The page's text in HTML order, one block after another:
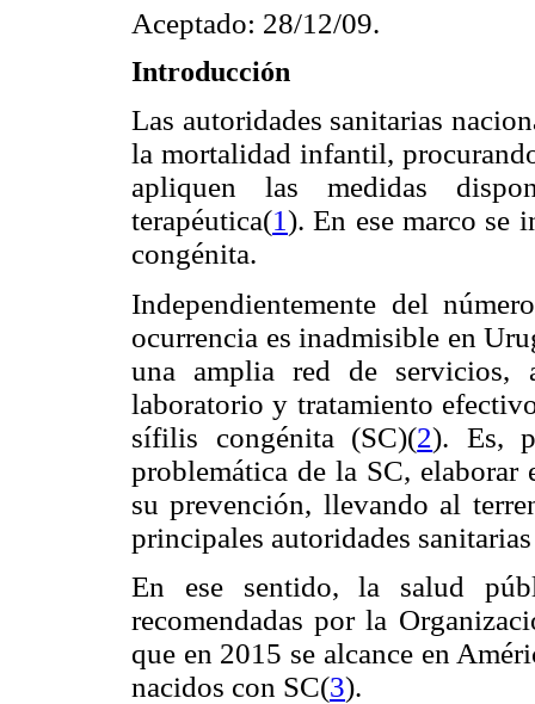
Aceptado: 28/12/09.
Introducción
Las autoridades sanitarias
la mortalidad infantil,
apliquen las medidas
terapéutica(1). En ese marco se
congénita.
Independientemente del
ocurrencia es inadmisible en
una amplia red de servicios,
laboratorio y tratamiento
sífilis congénita (SC)(2). Es,
problemática de la SC, elaborar
su prevención, llevando al
principales autoridades
En ese sentido, la salud
recomendadas por la
que en 2015 se alcance en
nacidos con SC(3).